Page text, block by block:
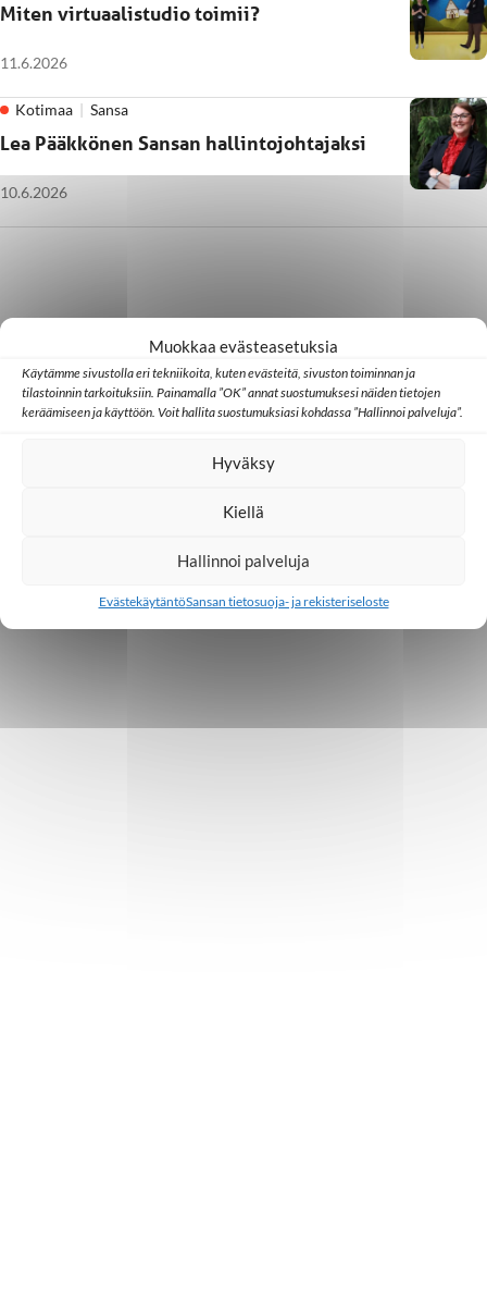
Muokkaa evästeasetuksia
Käytämme sivustolla eri tekniikoita, kuten evästeitä, sivuston toiminnan ja
tilastoinnin tarkoituksiin. Painamalla ”OK” annat suostumuksesi näiden tietojen
keräämiseen ja käyttöön. Voit hallita suostumuksiasi kohdassa ”Hallinnoi palveluja”.
Hyväksy
Kiellä
Hallinnoi palveluja
EvästekäytäntöSansan tietosuoja- ja rekisteriseloste
Miten virtuaalistudio toimii?
11.6.2026
Kotimaa Sansa
Lea Pääkkönen Sansan hallintojohtajaksi
10.6.2026